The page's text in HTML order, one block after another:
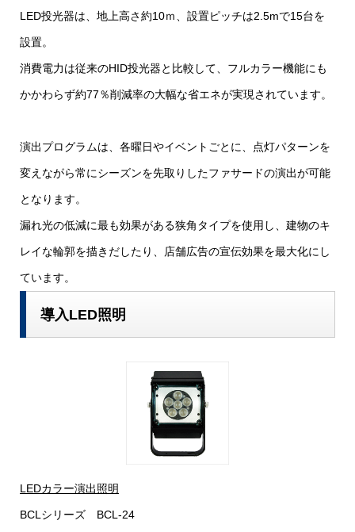
LED投光器は、地上高さ約10ｍ、設置ピッチは2.5mで15台を
設置。
消費電力は従来のHID投光器と比較して、フルカラー機能にも
かかわらず約77％削減率の大幅な省エネが実現されています。
演出プログラムは、各曜日やイベントごとに、点灯パターンを
変えながら常にシーズンを先取りしたファサードの演出が可能
となります。
漏れ光の低減に最も効果がある狭角タイプを使用し、建物のキ
レイな輪郭を描きだしたり、店舗広告の宣伝効果を最大化にし
ています。
導入LED照明
LEDカラー演出照明
BCLシリーズ BCL-24